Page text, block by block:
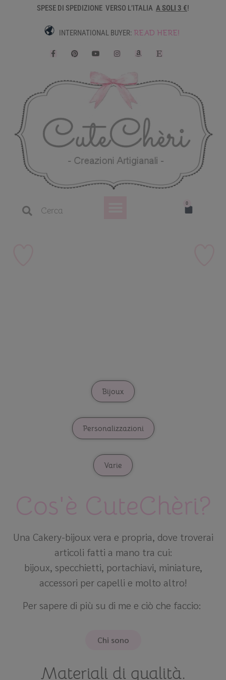
SPESE DI SPEDIZIONE VERSO L’ITALIA A SOLI 3 €!
INTERNATIONAL BUYER: READ HERE!
0
Bijoux
Personalizzazioni
Varie
Cos'è CuteChèri?
Una Cakery-bijoux vera e propria, dove troverai
articoli fatti a mano tra cui:
bijoux, specchietti, portachiavi, miniature,
accessori per capelli e molto altro!
Per sapere di più su di me e ciò che faccio:
Chi sono
Materiali di qualità.